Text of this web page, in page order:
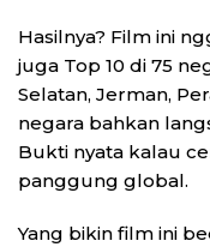
Hasilnya? Film ini
juga Top 10 di 75
Selatan, Jerman,
negara bahkan
Bukti nyata kalau
panggung global.
Yang bikin film ini